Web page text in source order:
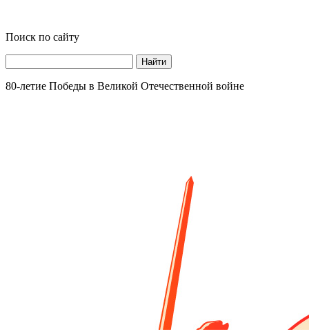
Поиск по сайту
Найти
80-летие Победы в Великой Отечественной войне